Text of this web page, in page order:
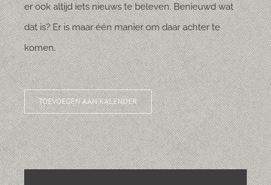
er ook altijd iets nieuws te beleven. Benieuwd wat
dat is? Er is maar één manier om daar achter te
komen.
TOEVOEGEN AAN KALENDER